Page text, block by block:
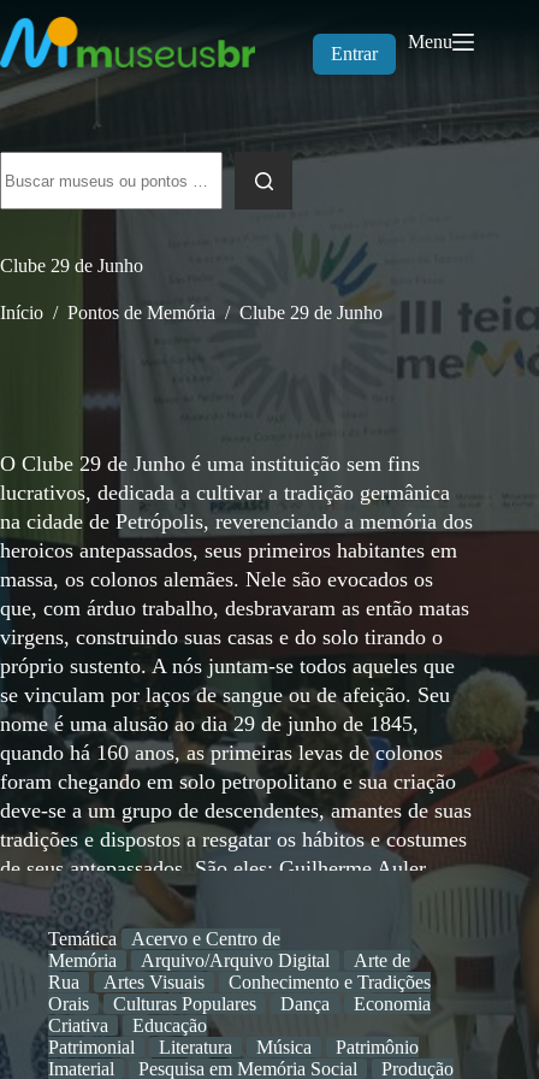
para
o
conteúdo
Entrar
Menu
resultados
Clube 29 de Junho
Início / Pontos de Memória / Clube 29 de Junho
O Clube 29 de Junho é uma instituição sem fins
lucrativos, dedicada a cultivar a tradição germânica
na cidade de Petrópolis, reverenciando a memória dos
heroicos antepassados, seus primeiros habitantes em
massa, os colonos alemães. Nele são evocados os
que, com árduo trabalho, desbravaram as então matas
virgens, construindo suas casas e do solo tirando o
próprio sustento. A nós juntam-se todos aqueles que
se vinculam por laços de sangue ou de afeição. Seu
nome é uma alusão ao dia 29 de junho de 1845,
quando há 160 anos, as primeiras levas de colonos
foram chegando em solo petropolitano e sua criação
deve-se a um grupo de descendentes, amantes de suas
tradições e dispostos a resgatar os hábitos e costumes
de seus antepassados. São eles: Guilherme Auler,
Manoel Walter Bechtlufft, Pedro Hees, Dulce
Carolina Becker, Guilherme Kreischer, Carlos Beck,
Maria Carolina Pfeiffer, Adão Pelz Filho, Mansueto
Weber e Ernesto Schön. A instalação solene do Clube
29 de Junho aconteceu no salão nobre da Câmara
Municipal de Petrópolis, no dia 29 de junho de 1959,
às 16:30hs, com a presença de autoridades,
Temática
Acervo e Centro de
Memória
Arquivo/Arquivo Digital
Arte de
Rua
Artes Visuais
Conhecimento e Tradições
Orais
Culturas Populares Dança
Economia
Criativa
Educação
Patrimonial
Literatura Música
Patrimônio
Imaterial
Pesquisa em Memória Social
Produção